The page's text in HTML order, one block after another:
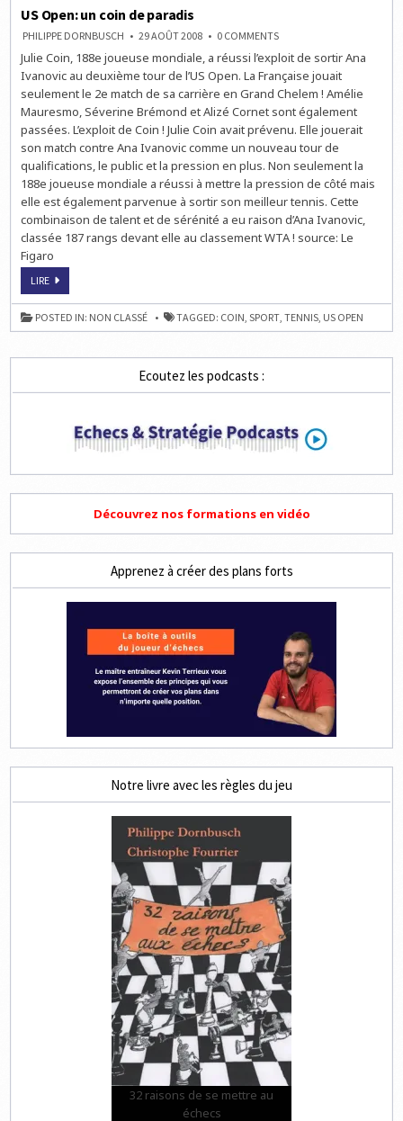
US Open: un coin de paradis
PHILIPPE DORNBUSCH 29 AOÛT 2008 0 COMMENTSON
OPEN:
COIN
DE
PARADIS
Julie Coin, 188e joueuse mondiale, a réussi l’exploit de sortir Ana
Ivanovic au deuxième tour de l’US Open. La Française jouait
seulement le 2e match de sa carrière en Grand Chelem ! Amélie
Mauresmo, Séverine Brémond et Alizé Cornet sont également
passées. L’exploit de Coin ! Julie Coin avait prévenu. Elle jouerait
son match contre Ana Ivanovic comme un nouveau tour de
qualifications, le public et la pression en plus. Non seulement la
188e joueuse mondiale a réussi à mettre la pression de côté mais
elle est également parvenue à sortir son meilleur tennis. Cette
combinaison de talent et de sérénité a eu raison d’Ana Ivanovic,
classée 187 rangs devant elle au classement WTA ! source: Le
Figaro
LIREUS
UN
COIN
DE
PARADIS
POSTED IN: NON CLASSÉ TAGGED: COIN,SPORT,TENNIS, US OPEN
Ecoutez les podcasts :
Découvrez nos formations en vidéo
Apprenez à créer des plans forts
Notre livre avec les règles du jeu
32 raisons de se mettre au
échecs